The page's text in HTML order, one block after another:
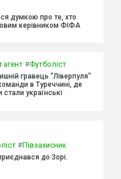
думкою про те, хто
керівником ФІФА
агент#Футболіст
гравець "Ліверпуля"
в Туреччині, де
українські
#Півзахисник
до Зорі.